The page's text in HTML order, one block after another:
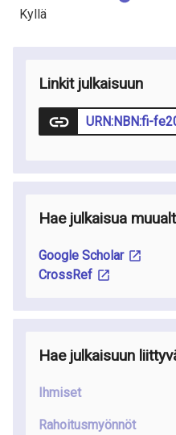
Kyllä
Linkit julkaisuun
URN:NBN:fi-
Hae julkaisua
Google Scholar
CrossRef
Hae julkaisuun
Ihmiset
Rahoitusmyönnöt